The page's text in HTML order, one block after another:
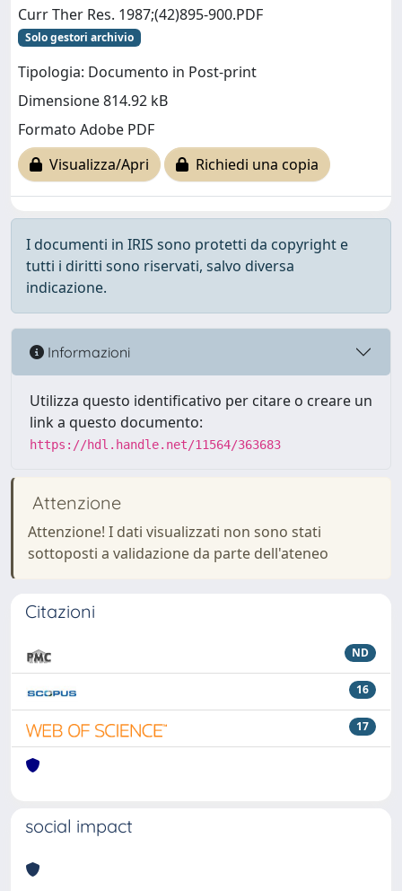
Curr Ther Res. 1987;(42)895-900.PDF
Solo gestori archivio
Tipologia: Documento in Post-print
Dimensione 814.92 kB
Formato Adobe PDF
Visualizza/Apri
Richiedi una copia
I documenti in IRIS sono protetti da copyright e
tutti i diritti sono riservati, salvo diversa
indicazione.
Informazioni
Utilizza questo identificativo per citare o creare un
link a questo documento:
https://hdl.handle.net/11564/363683
Attenzione
Attenzione! I dati visualizzati non sono stati
sottoposti a validazione da parte dell'ateneo
Citazioni
ND
16
17
social impact